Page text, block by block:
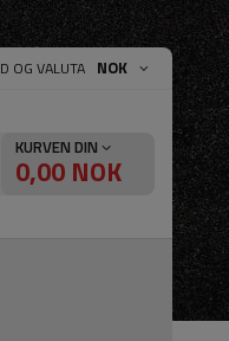
OG VALUTA NOK
KURVEN DIN
0,00 NOK